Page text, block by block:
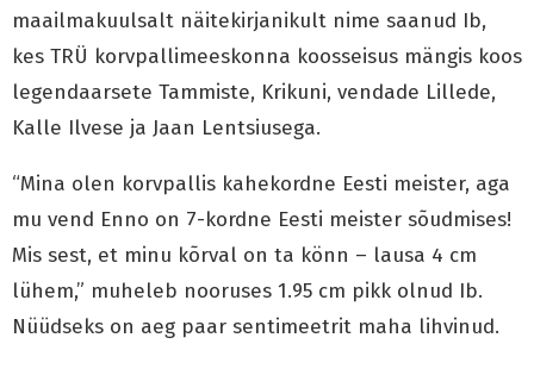
maailmakuulsalt näitekirjanikult nime saanud Ib,
kes TRÜ korvpallimeeskonna koosseisus mängis koos
legendaarsete Tammiste, Krikuni, vendade Lillede,
Kalle Ilvese ja Jaan Lentsiusega.
“Mina olen korvpallis kahekordne Eesti meister, aga
mu vend Enno on 7-kordne Eesti meister sõudmises!
Mis sest, et minu kõrval on ta könn – lausa 4 cm
lühem,” muheleb nooruses 1.95 cm pikk olnud Ib.
Nüüdseks on aeg paar sentimeetrit maha lihvinud.